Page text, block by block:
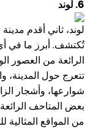
6. لوند
لوند، ثاني أقدم
تُكتشف. أبرز ما في أي
الرائعة من العصور
تتعرج حول المدينة،
شوارعها، وأشجار
بعض المتاحف
من المواقع المثالية